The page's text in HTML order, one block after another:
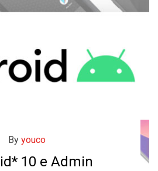
By youco
10 e Admin